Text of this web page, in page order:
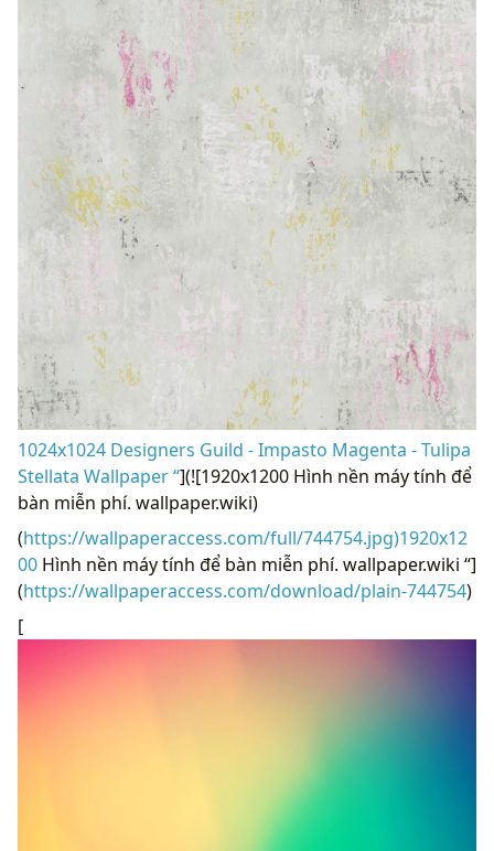
1024x1024 Designers Guild - Impasto Magenta - Tulipa
Stellata Wallpaper “](![1920x1200 Hình nền máy tính để
bàn miễn phí. wallpaper.wiki)
(https://wallpaperaccess.com/full/744754.jpg)1920x12
00 Hình nền máy tính để bàn miễn phí. wallpaper.wiki “]
(https://wallpaperaccess.com/download/plain-744754)
[